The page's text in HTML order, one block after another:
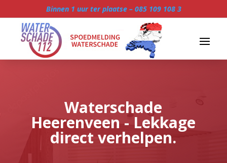
Binnen 1 uur ter plaatse – 085 109 108 3
Waterschade
Heerenveen - Lekkage
direct verhelpen.